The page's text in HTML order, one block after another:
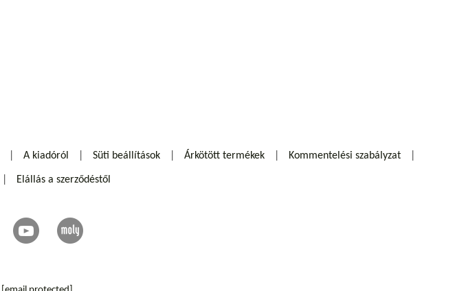
A kiadóról Süti beállítások Árkötött termékek Kommentelési szabályzat
Elállás a szerződéstől